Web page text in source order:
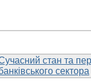
стан та
сектора